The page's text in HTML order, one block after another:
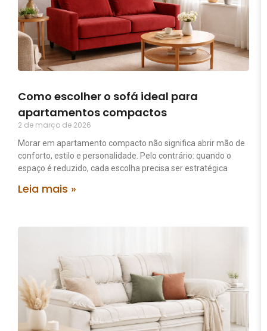
Como escolher o sofá ideal para
apartamentos compactos
2 de março de 2026
Morar em apartamento compacto não significa abrir mão de
conforto, estilo e personalidade. Pelo contrário: quando o
espaço é reduzido, cada escolha precisa ser estratégica
Leia mais »